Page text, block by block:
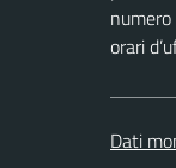
orari
Dati